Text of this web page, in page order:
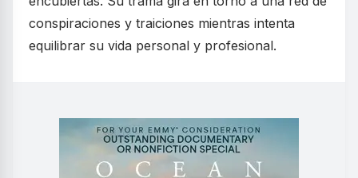
conspiraciones y traiciones mientras intenta
equilibrar su vida personal y profesional.